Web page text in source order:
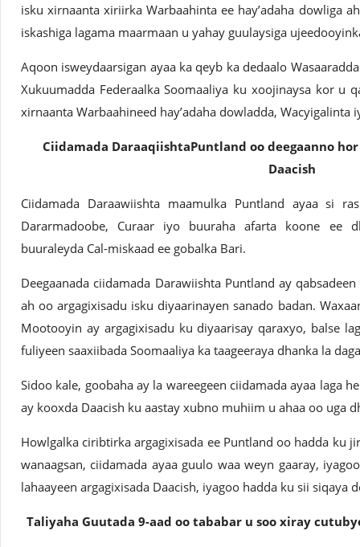
isku xirnaanta xiriirka Warbaahinta ee hay’adaha dowliga
iskashiga lagama maarmaan u yahay guulaysiga
Aqoon isweydaarsigan ayaa ka qeyb ka dedaalo
Xukuumadda Federaalka Soomaaliya ku xoojinaysa kor u
xirnaanta Warbaahineed hay’adaha dowladda, Wacyigalinta
Ciidamada DaraaqiishtaPuntland oo deegaanno
Daacish
Ciidamada Daraawiishta maamulka Puntland ayaa si
Dararmadoobe, Curaar iyo buuraha afarta koone ee
buuraleyda Cal-miskaad ee gobalka Bari.
Deegaanada ciidamada Darawiishta Puntland ay
ah oo argagixisadu isku diyaarinayen sanado badan.
Mootooyin ay argagixisadu ku diyaarisay qaraxyo, balse
fuliyeen saaxiibada Soomaaliya ka taageeraya dhanka la
Sidoo kale, goobaha ay la wareegeen ciidamada ayaa laga
ay kooxda Daacish ku aastay xubno muhiim u ahaa oo uga
Howlgalka ciribtirka argagixisada ee Puntland oo hadda ku
wanaagsan, ciidamada ayaa guulo waa weyn gaaray,
lahaayeen argagixisada Daacish, iyagoo hadda ku sii siqaya
Taliyaha Guutada 9-aad oo tababar u soo xiray